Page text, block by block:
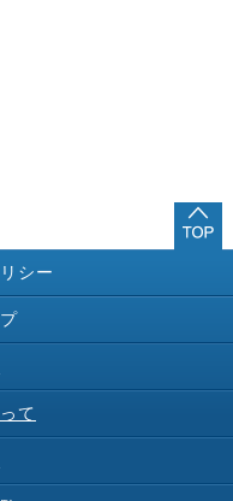
シー
て